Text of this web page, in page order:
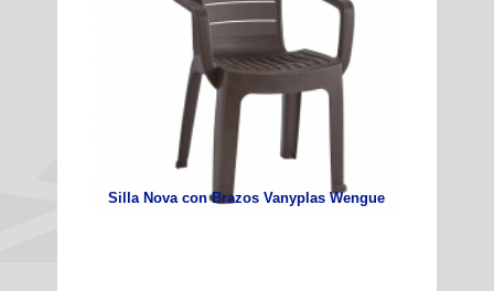
Silla Nova con Brazos Vanyplas Wengue